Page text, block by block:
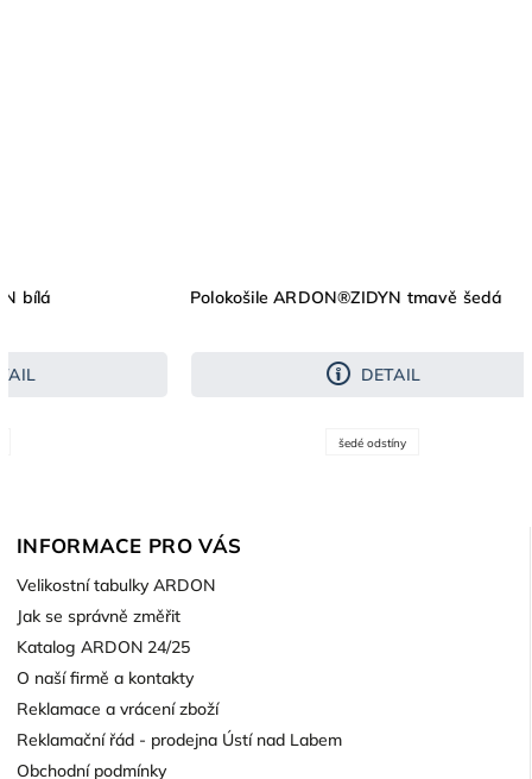
Polokošile ARDON®ZIDYN tmavě šedá
DETAIL
šedé odstíny
INFORMACE PRO VÁS
Velikostní tabulky ARDON
Jak se správně změřit
Katalog ARDON 24/25
O naší firmě a kontakty
Reklamace a vrácení zboží
Reklamační řád - prodejna Ústí nad Labem
Obchodní podmínky